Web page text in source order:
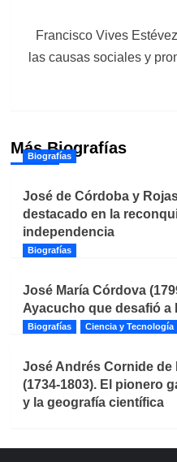
Francisco Vives
las causas sociales y
Más Biografías
Biografías
José de Córdoba y
destacado en la
independencia
Biografías
José María Córdova
Ayacucho que desafió a
Biografías Ciencia y Tecnología
José Andrés Cornide de
(1734-1803). El pionero
y la geografía científica